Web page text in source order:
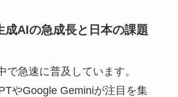
成AIの急成長と日本の課題
で急速に普及しています。
やGoogle Geminiが注目を集